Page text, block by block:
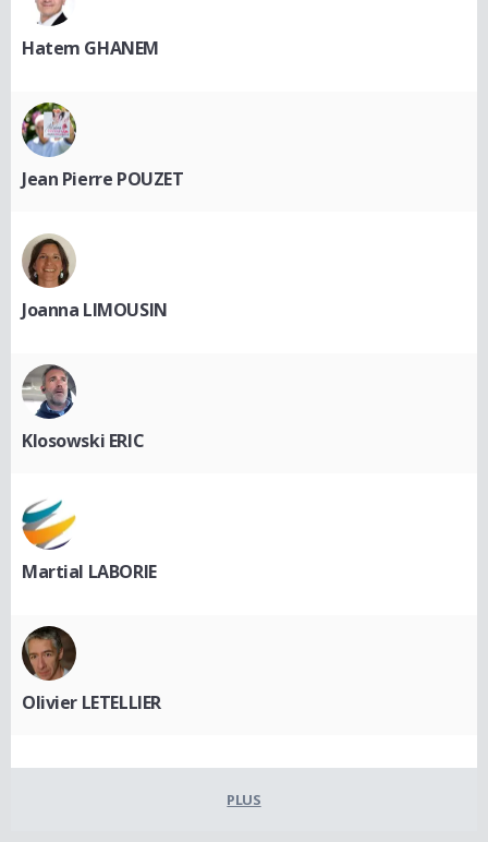
Hatem GHANEM
Jean Pierre POUZET
Joanna LIMOUSIN
Klosowski ERIC
Martial LABORIE
Olivier LETELLIER
PLUS